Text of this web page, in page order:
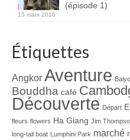
(épisode 1)
15 mars 2016
Étiquettes
Angkor Aventure
Bouddha café
Découverte Départ
fleurs flowers Ha Giang Jim
long-tail boat Lumphini Park marché